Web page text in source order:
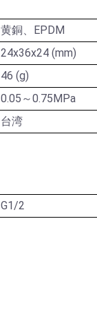
黄銅、EPDM
24x36x24 (mm)
46 (g)
0.05～0.75MPa
台湾
G1/2